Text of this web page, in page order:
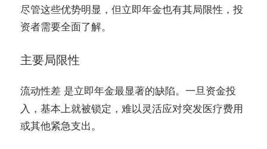
尽管这些优势明显，但立即年金也有其局限性，投
资者需要全面了解。
主要局限性
流动性差 是立即年金最显著的缺陷。一旦资金投
入，基本上就被锁定，难以灵活应对突发医疗费用
或其他紧急支出。